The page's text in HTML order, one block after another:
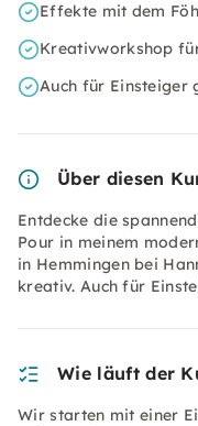
Effekte mit dem
Kreativworkshop
Auch für Einsteiger
Über diesen
Entdecke die
Pour in meinem
in Hemmingen bei
kreativ. Auch für
Wie läuft der
Wir starten mit einer